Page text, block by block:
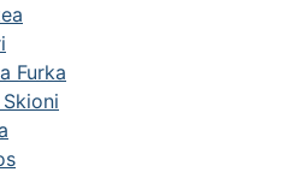
Furka